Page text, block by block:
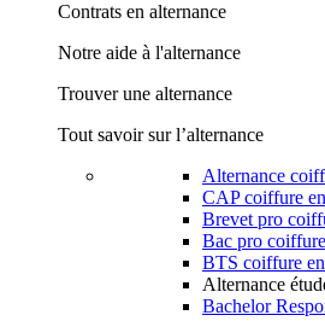
Contrats en alternance
Notre aide à l'alternance
Trouver une alternance
Tout savoir sur l’alternance
Alternance
CAP coiffure
Brevet pro
Bac pro
BTS coiffure
Alternance
Bachelor